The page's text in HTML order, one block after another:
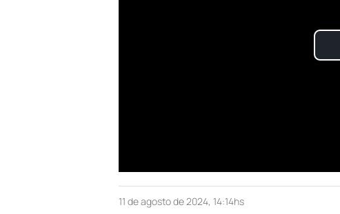
11 de agosto de 2024, 14:14hs